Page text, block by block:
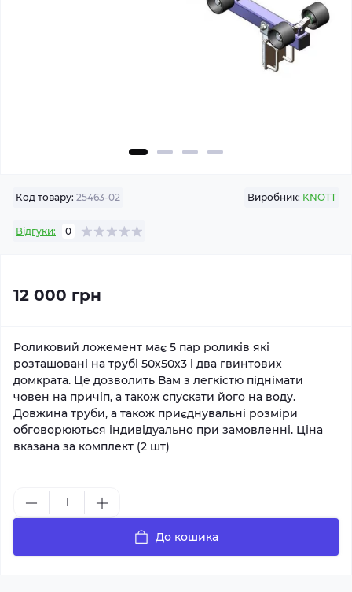
Код товару: 25463-02 Виробник: KNOTT
Відгуки: 0
12 000 грн
Роликовий ложемент має 5 пар роликів які
розташовані на трубі 50х50х3 і два гвинтових
домкрата. Це дозволить Вам з легкістю піднімати
човен на причіп, а також спускати його на воду.
Довжина труби, а також приєднувальні розміри
обговорюються індивідуально при замовленні. Ціна
вказана за комплект (2 шт)
До кошика